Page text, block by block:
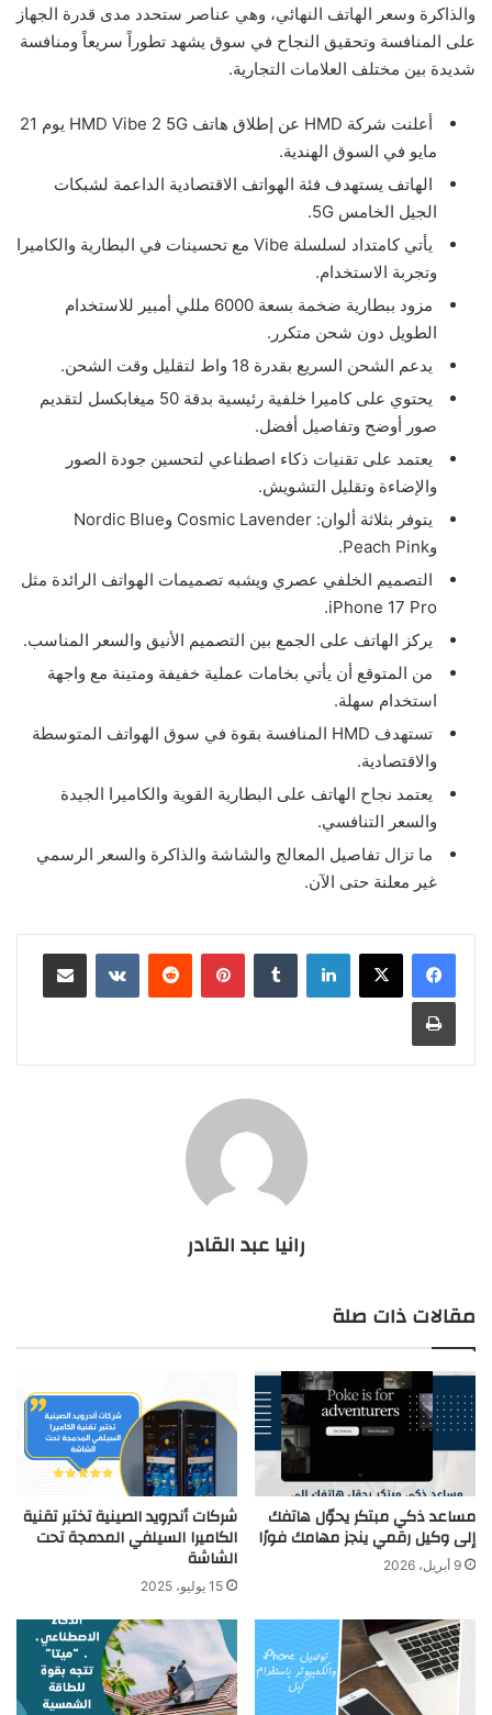
والذاكرة وسعر الهاتف النهائي، وهي عناصر ستحدد مدى قدرة الجهاز
على المنافسة وتحقيق النجاح في سوق يشهد تطوراً سريعاً ومنافسة
شديدة بين مختلف العلامات التجارية.
أعلنت شركة HMD عن إطلاق هاتف HMD Vibe 2 5G يوم 21
مايو في السوق الهندية.
الهاتف يستهدف فئة الهواتف الاقتصادية الداعمة لشبكات
الجيل الخامس 5G.
يأتي كامتداد لسلسلة Vibe مع تحسينات في البطارية والكاميرا
وتجربة الاستخدام.
مزود ببطارية ضخمة بسعة 6000 مللي أمبير للاستخدام
الطويل دون شحن متكرر.
يدعم الشحن السريع بقدرة 18 واط لتقليل وقت الشحن.
يحتوي على كاميرا خلفية رئيسية بدقة 50 ميغابكسل لتقديم
صور أوضح وتفاصيل أفضل.
يعتمد على تقنيات ذكاء اصطناعي لتحسين جودة الصور
والإضاءة وتقليل التشويش.
يتوفر بثلاثة ألوان: Cosmic Lavender وNordic Blue
وPeach Pink.
التصميم الخلفي عصري ويشبه تصميمات الهواتف الرائدة مثل
iPhone 17 Pro.
يركز الهاتف على الجمع بين التصميم الأنيق والسعر المناسب.
من المتوقع أن يأتي بخامات عملية خفيفة ومتينة مع واجهة
استخدام سهلة.
تستهدف HMD المنافسة بقوة في سوق الهواتف المتوسطة
والاقتصادية.
يعتمد نجاح الهاتف على البطارية القوية والكاميرا الجيدة
والسعر التنافسي.
ما تزال تفاصيل المعالج والشاشة والذاكرة والسعر الرسمي
غير معلنة حتى الآن.
لينكدإن بينتيريست مشاركة عبر البريد
طباعة
رانيا عبد القادر
مقالات ذات صلة
مساعد ذكي مبتكر يحوّل هاتفك
إلى وكيل رقمي ينجز مهامك فورًا
9 أبريل، 2026
شركات أندرويد الصينية تختبر تقنية
الكاميرا السيلفي المدمجة تحت
الشاشة
15 يوليو، 2025